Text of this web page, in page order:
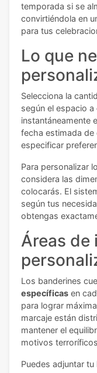
temporada si se
convirtiéndola en
para tus
Lo que
Selecciona la
según el espacio
instantáneamente
fecha estimada de
especificar
Para personalizar
considera las
colocarás. El
según tus
obtengas
Áreas de
Los banderines
específicas en
para lograr
marcaje están
mantener el
motivos
Puedes adjuntar